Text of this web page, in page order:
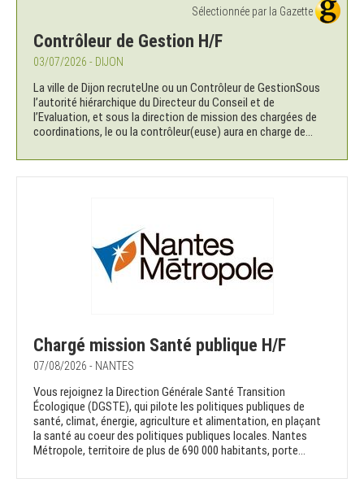
Sélectionnée par la Gazette
Contrôleur de Gestion H/F
03/07/2026 - DIJON
La ville de Dijon recruteUne ou un Contrôleur de GestionSous
l’autorité hiérarchique du Directeur du Conseil et de
l’Evaluation, et sous la direction de mission des chargées de
coordinations, le ou la contrôleur(euse) aura en charge de...
Chargé mission Santé publique H/F
07/08/2026 - NANTES
Vous rejoignez la Direction Générale Santé Transition
Écologique (DGSTE), qui pilote les politiques publiques de
santé, climat, énergie, agriculture et alimentation, en plaçant
la santé au coeur des politiques publiques locales. Nantes
Métropole, territoire de plus de 690 000 habitants, porte...